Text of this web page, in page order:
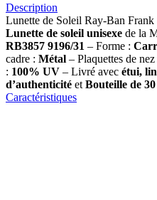
Description
Lunette de Soleil Ray-Ban
Lunette de soleil unisexe de la
RB3857 9196/31 – Forme :
cadre : Métal – Plaquettes de nez
: 100% UV – Livré avec étui,
d’authenticité et Bouteille de
Caractéristiques